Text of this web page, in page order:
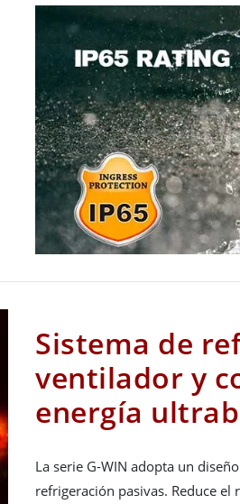
Sistema de
ventilador y
energía
La serie G-WIN adopta un
refrigeración pasivas. Reduce